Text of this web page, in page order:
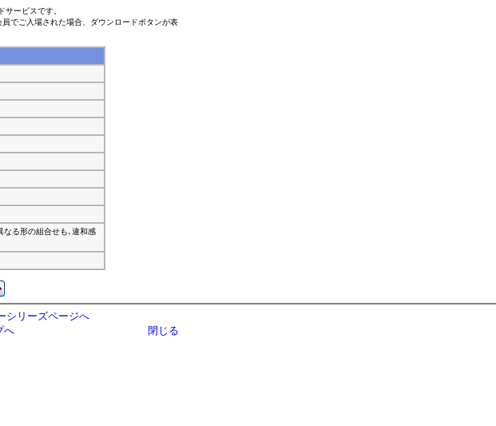
ービスです。
でご入場された場合、ダウンロードボタンが表
なる形の組合せも､違和感
シリーズページへ
へ
閉じる